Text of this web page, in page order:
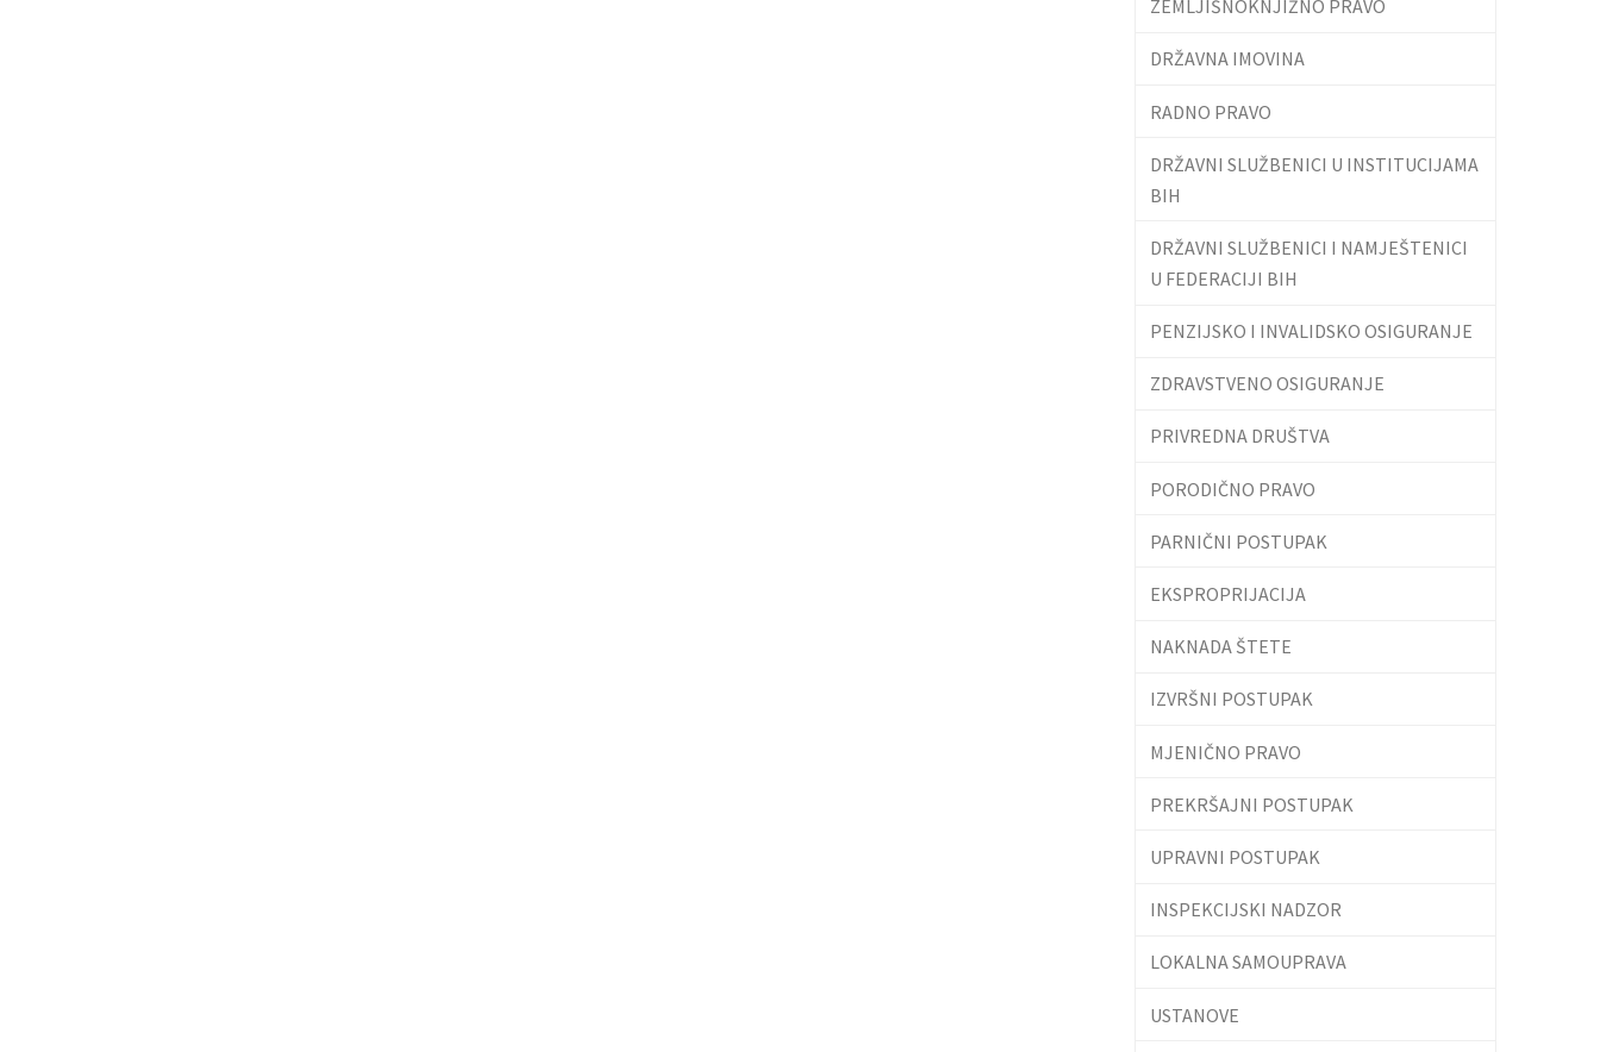
ZEMLJIŠNOKNJIŽNO PRAVO
DRŽAVNA IMOVINA
RADNO PRAVO
DRŽAVNI SLUŽBENICI U INSTITUCIJAMA
BIH
DRŽAVNI SLUŽBENICI I NAMJEŠTENICI
U FEDERACIJI BIH
PENZIJSKO I INVALIDSKO OSIGURANJE
ZDRAVSTVENO OSIGURANJE
PRIVREDNA DRUŠTVA
PORODIČNO PRAVO
PARNIČNI POSTUPAK
EKSPROPRIJACIJA
NAKNADA ŠTETE
IZVRŠNI POSTUPAK
MJENIČNO PRAVO
PREKRŠAJNI POSTUPAK
UPRAVNI POSTUPAK
INSPEKCIJSKI NADZOR
LOKALNA SAMOUPRAVA
USTANOVE